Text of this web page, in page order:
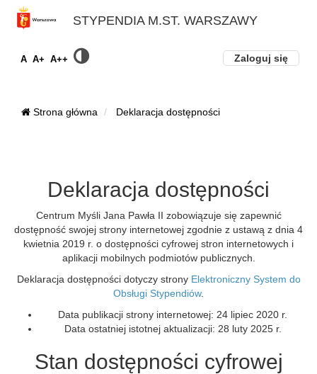
STYPENDIA M.ST. WARSZAWY
Zaloguj się
A A+ A++
Strona główna Deklaracja dostępności
Deklaracja dostępności
Centrum Myśli Jana Pawła II zobowiązuje się zapewnić
dostępność swojej strony internetowej zgodnie z ustawą z dnia 4
kwietnia 2019 r. o dostępności cyfrowej stron internetowych i
aplikacji mobilnych podmiotów publicznych.
Deklaracja dostępności dotyczy strony Elektroniczny System do
Obsługi Stypendiów.
Data publikacji strony internetowej: 24 lipiec 2020 r.
Data ostatniej istotnej aktualizacji: 28 luty 2025 r.
Stan dostępności cyfrowej